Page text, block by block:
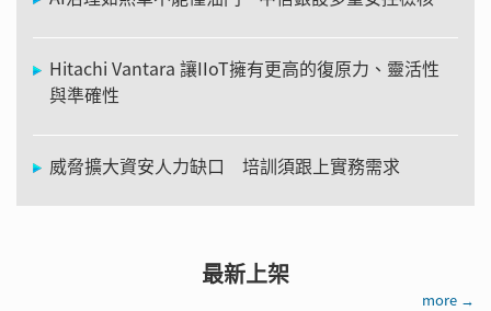
Hitachi Vantara 讓IIoT擁有更高的復原力、靈活性
與準確性
威脅擴大資安人力缺口 培訓須跟上實務需求
最新上架
more →